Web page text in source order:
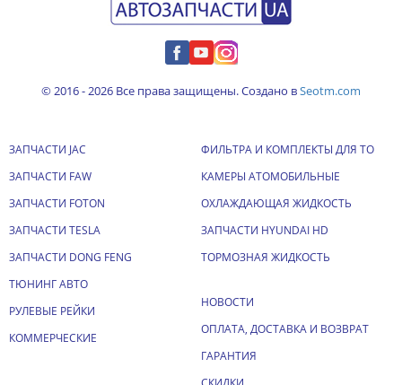
© 2016 - 2026 Все права защищены. Создано вSeotm.com
ЗАПЧАСТИ JAC
ЗАПЧАСТИ FAW
ЗАПЧАСТИ FOTON
ЗАПЧАСТИ TESLA
ЗАПЧАСТИ DONG FENG
ТЮНИНГ АВТО
РУЛЕВЫЕ РЕЙКИ
КОММЕРЧЕСКИЕ
ФИЛЬТРА И КОМПЛЕКТЫ ДЛЯ ТО
КАМЕРЫ АТОМОБИЛЬНЫЕ
ОХЛАЖДАЮЩАЯ ЖИДКОСТЬ
ЗАПЧАСТИ HYUNDAI HD
ТОРМОЗНАЯ ЖИДКОСТЬ
НОВОСТИ
ОПЛАТА, ДОСТАВКА И ВОЗВРАТ
ГАРАНТИЯ